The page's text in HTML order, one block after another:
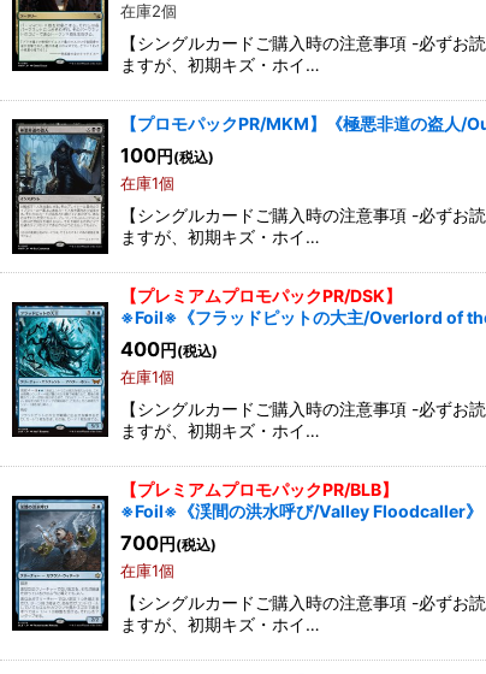
在庫2個
【シングルカードご購入時の注意事項 -必ず
ますが、初期キズ・ホイ…
【プロモパックPR/MKM】《極悪非道の盗人/
100円 (税込)
在庫1個
【シングルカードご購入時の注意事項 -必ず
ますが、初期キズ・ホイ…
【プレミアムプロモパックPR/DSK】
※Foil※《フラッドピットの大主/Overlord of
400円 (税込)
在庫1個
【シングルカードご購入時の注意事項 -必ず
ますが、初期キズ・ホイ…
【プレミアムプロモパックPR/BLB】
※Foil※《渓間の洪水呼び/Valley Floodcaller》
700円 (税込)
在庫1個
【シングルカードご購入時の注意事項 -必ず
ますが、初期キズ・ホイ…